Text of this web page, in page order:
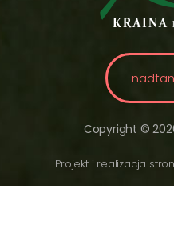
Copyright ©
Projekt i realizacja